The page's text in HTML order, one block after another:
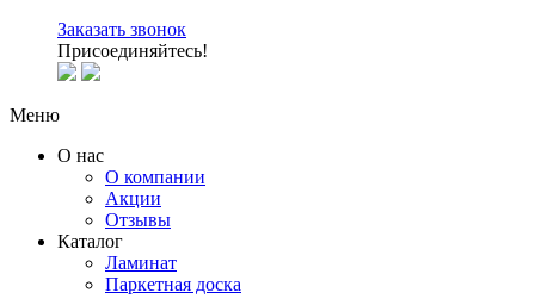
Заказать звонок
Присоединяйтесь!
Меню
О нас
О компании
Акции
Отзывы
Каталог
Ламинат
Паркетная доска